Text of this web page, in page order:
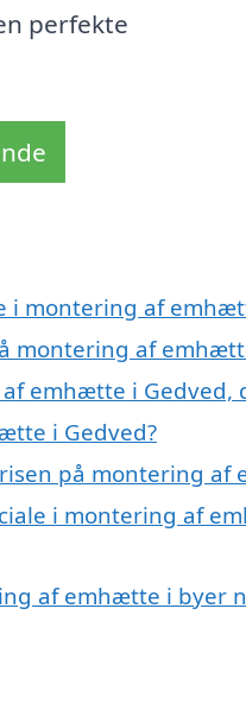
perfekte
i montering af
montering af
emhætte i Gedved,
i Gedved?
på montering af
i montering af
af emhætte i byer